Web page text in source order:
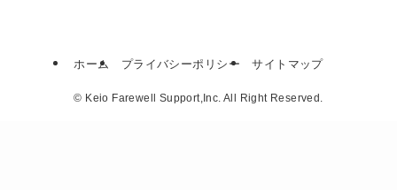
ホーム プライバシーポリシー サイトマップ
© Keio Farewell Support,Inc. All Right Reserved.